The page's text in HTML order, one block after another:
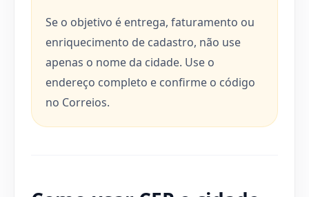
Se o objetivo é entrega, faturamento ou
enriquecimento de cadastro, não use
apenas o nome da cidade. Use o
endereço completo e confirme o código
no Correios.